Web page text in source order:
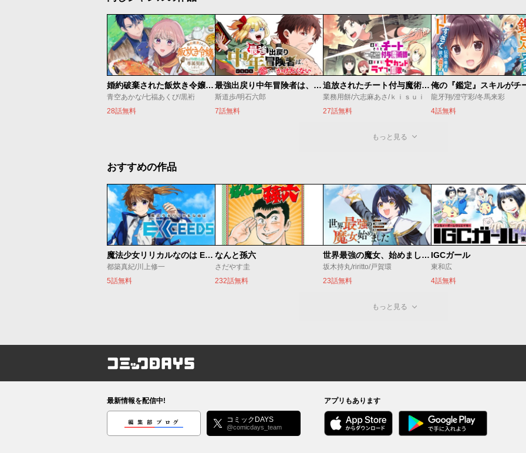
婚約破棄された飯炊き令嬢の私は冷酷公爵と専属契約しました～ですが胃袋を掴んだ結果、冷たかった公爵様がどんどん優しくなっています～
青空あかな/七福あくび/黒裄
28話無料
最強出戻り中年冒険者は、今さら命なんてかけたくない
斯道歩/明石六郎
7話無料
追放されたチート付与魔術師は気ままなセカンドライフを謳歌する。 ～俺は武器だけじゃなく、あらゆるものに『強化ポイント』を付与できるし、俺の意思でいつでも効果を解除できるけど、残った人たち大丈夫？～
業務用餅/六志麻あさ/ｋｉｓｕｉ
27話無料
龍牙翔/澄守彩/冬馬来彩
4話無料
もっと見る
おすすめの作品
魔法少女リリカルなのは EXCEEDS
都築真紀/川上修一
5話無料
なんと孫六
さだやす圭
232話無料
世界最強の魔女、始めました ～私だけ『攻略サイト』を見れる世界で自由に生きます～
坂木持丸/riritto/戸賀環
23話無料
IGCガール
東和広
4話無料
もっと見る
コミックDAYS
最新情報を配信中!
編集部ブログ コミックDAYS
@comicdays_team
アプリもあります